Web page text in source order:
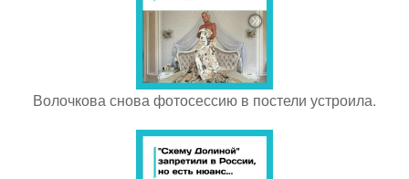
Волочкова снова фотосессию в постели устроила.